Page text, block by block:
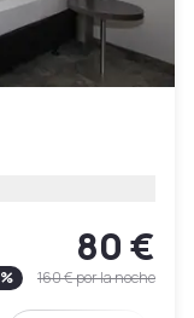
80 €
% 160 €por la noche